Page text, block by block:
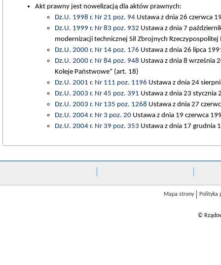
Akt prawny jest nowelizacją dla aktów prawnych:
Dz.U. 1998 r. Nr 21 poz. 94Ustawa z dnia 26 czerwca
Dz.U. 1999 r. Nr 83 poz. 932 Ustawa z dnia 7
modernizacji technicznej Sił Zbrojnych
Dz.U. 2000 r. Nr 14 poz. 176 Ustawa z dnia 26 lipca
Dz.U. 2000 r. Nr 84 poz. 948 Ustawa z dnia 8 września
Koleje Państwowe” (art. 18)
Dz.U. 2001 r. Nr 111 poz. 1196 Ustawa z dnia 24
Dz.U. 2003 r. Nr 45 poz. 391 Ustawa z dnia 23 stycznia
Dz.U. 2003 r. Nr 135 poz. 1268 Ustawa z dnia 27
Dz.U. 2004 r. Nr 3 poz. 20Ustawa z dnia 19 czerwca
Dz.U. 2004 r. Nr 39 poz. 353 Ustawa z dnia 17 grudnia
Mapa strony Polityka
©